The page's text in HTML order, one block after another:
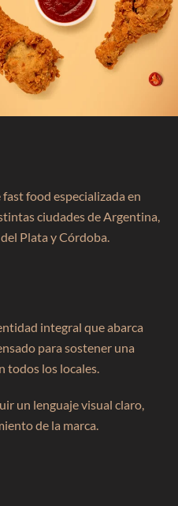
fast food especializada en
ciudades de Argentina,
Plata y Córdoba.
integral que abarca
para sostener una
todos los locales.
un lenguaje visual claro,
de la marca.